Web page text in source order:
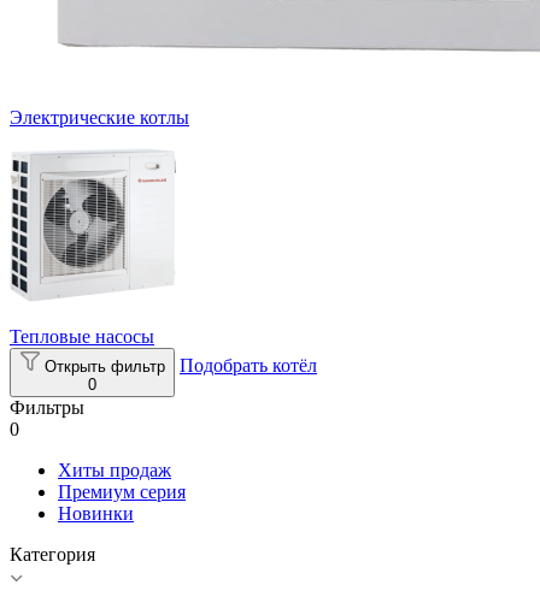
Электрические котлы
Тепловые насосы
Открыть фильтр
0
Подобрать котёл
Фильтры
0
Хиты продаж
Премиум серия
Новинки
Категория